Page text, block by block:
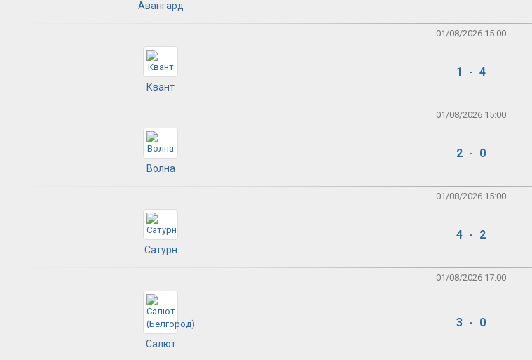
Авангард
01/08/2026 15:00
Квант
1 - 4
01/08/2026 15:00
Волна
2 - 0
01/08/2026 15:00
Сатурн
4 - 2
01/08/2026 17:00
Салют
3 - 0